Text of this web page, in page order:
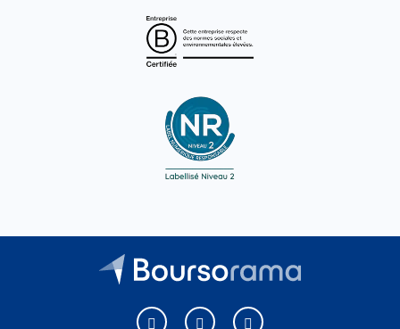
Boursorama sur Facebook
Boursorama sur XBoursorama sur